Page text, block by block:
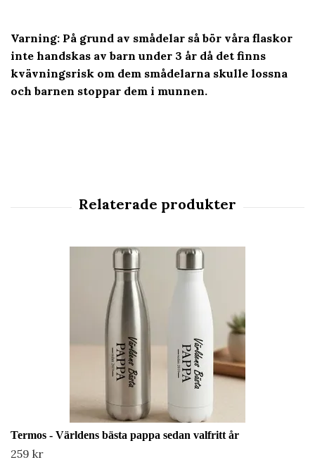
Varning: På grund av smådelar så bör våra flaskor
inte handskas av barn under 3 år då det finns
kvävningsrisk om dem smådelarna skulle lossna
och barnen stoppar dem i munnen.
Termos - Världens bästa pappa sedan valfritt år
259 kr